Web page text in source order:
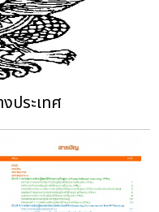
ประเทศ